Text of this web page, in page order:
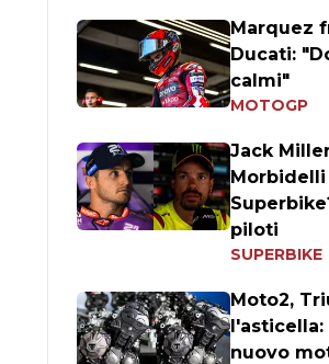
Marquez
Ducati:
calmi"
MOTOGP
Jack
piloti
SUPERBIKE
Moto2,
l'asticella:
nuovo